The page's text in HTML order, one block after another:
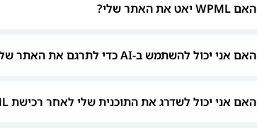
האם WPML יאט את האתר שלי?
האם אני יכול להשתמש ב-AI כדי לתרגם את האתר שלי עם WPML?
האם אני יכול לשדרג את התוכנית שלי לאחר רכישת WPML?